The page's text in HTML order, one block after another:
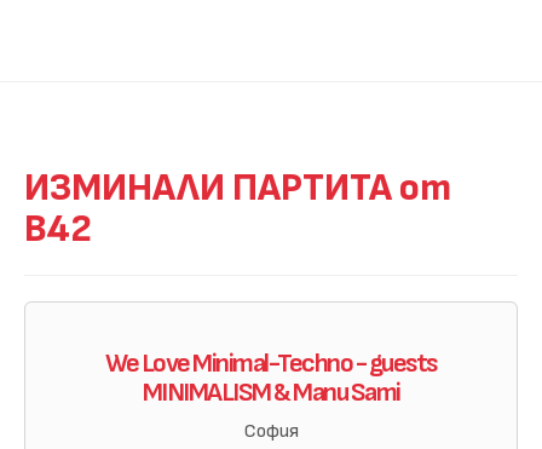
ИЗМИНАЛИ ПАРТИТА от
B42
We Love Minimal-Techno - guests
MINIMALISM & Manu Sami
София